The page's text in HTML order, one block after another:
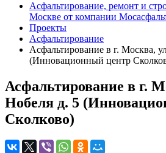
Асфальтирование, ремонт и
Москве от компании
Проекты
Асфальтирование
Асфальтирование в г. Москва,
(Инновационный центр
Асфальтирование в г.
Нобеля д. 5
Сколково)